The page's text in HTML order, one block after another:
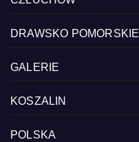
DRAWSKO POMORSKIE
GALERIE
KOSZALIN
POLSKA